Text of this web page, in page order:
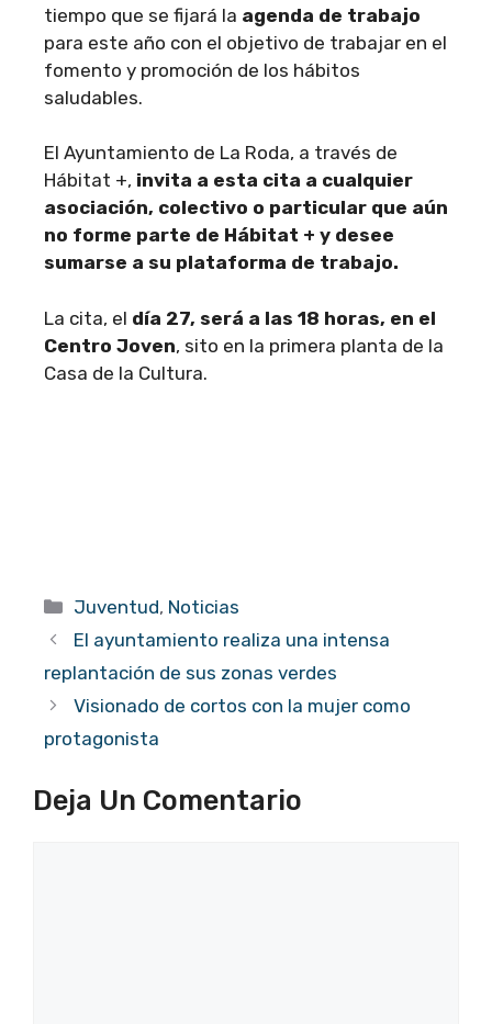
tiempo que se fijará la agenda de trabajo
para este año con el objetivo de trabajar en el
fomento y promoción de los hábitos
saludables.
El Ayuntamiento de La Roda, a través de
Hábitat +, invita a esta cita a cualquier
asociación, colectivo o particular que aún
no forme parte de Hábitat + y desee
sumarse a su plataforma de trabajo.
La cita, el día 27, será a las 18 horas, en el
Centro Joven, sito en la primera planta de la
Casa de la Cultura.
Categorías
Juventud, Noticias
El ayuntamiento realiza una intensa
replantación de sus zonas verdes
Visionado de cortos con la mujer como
protagonista
Deja Un Comentario